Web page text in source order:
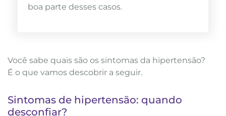
boa parte desses casos.
Você sabe quais são os sintomas da hipertensão?
É o que vamos descobrir a seguir.
Sintomas de hipertensão: quando
desconfiar?